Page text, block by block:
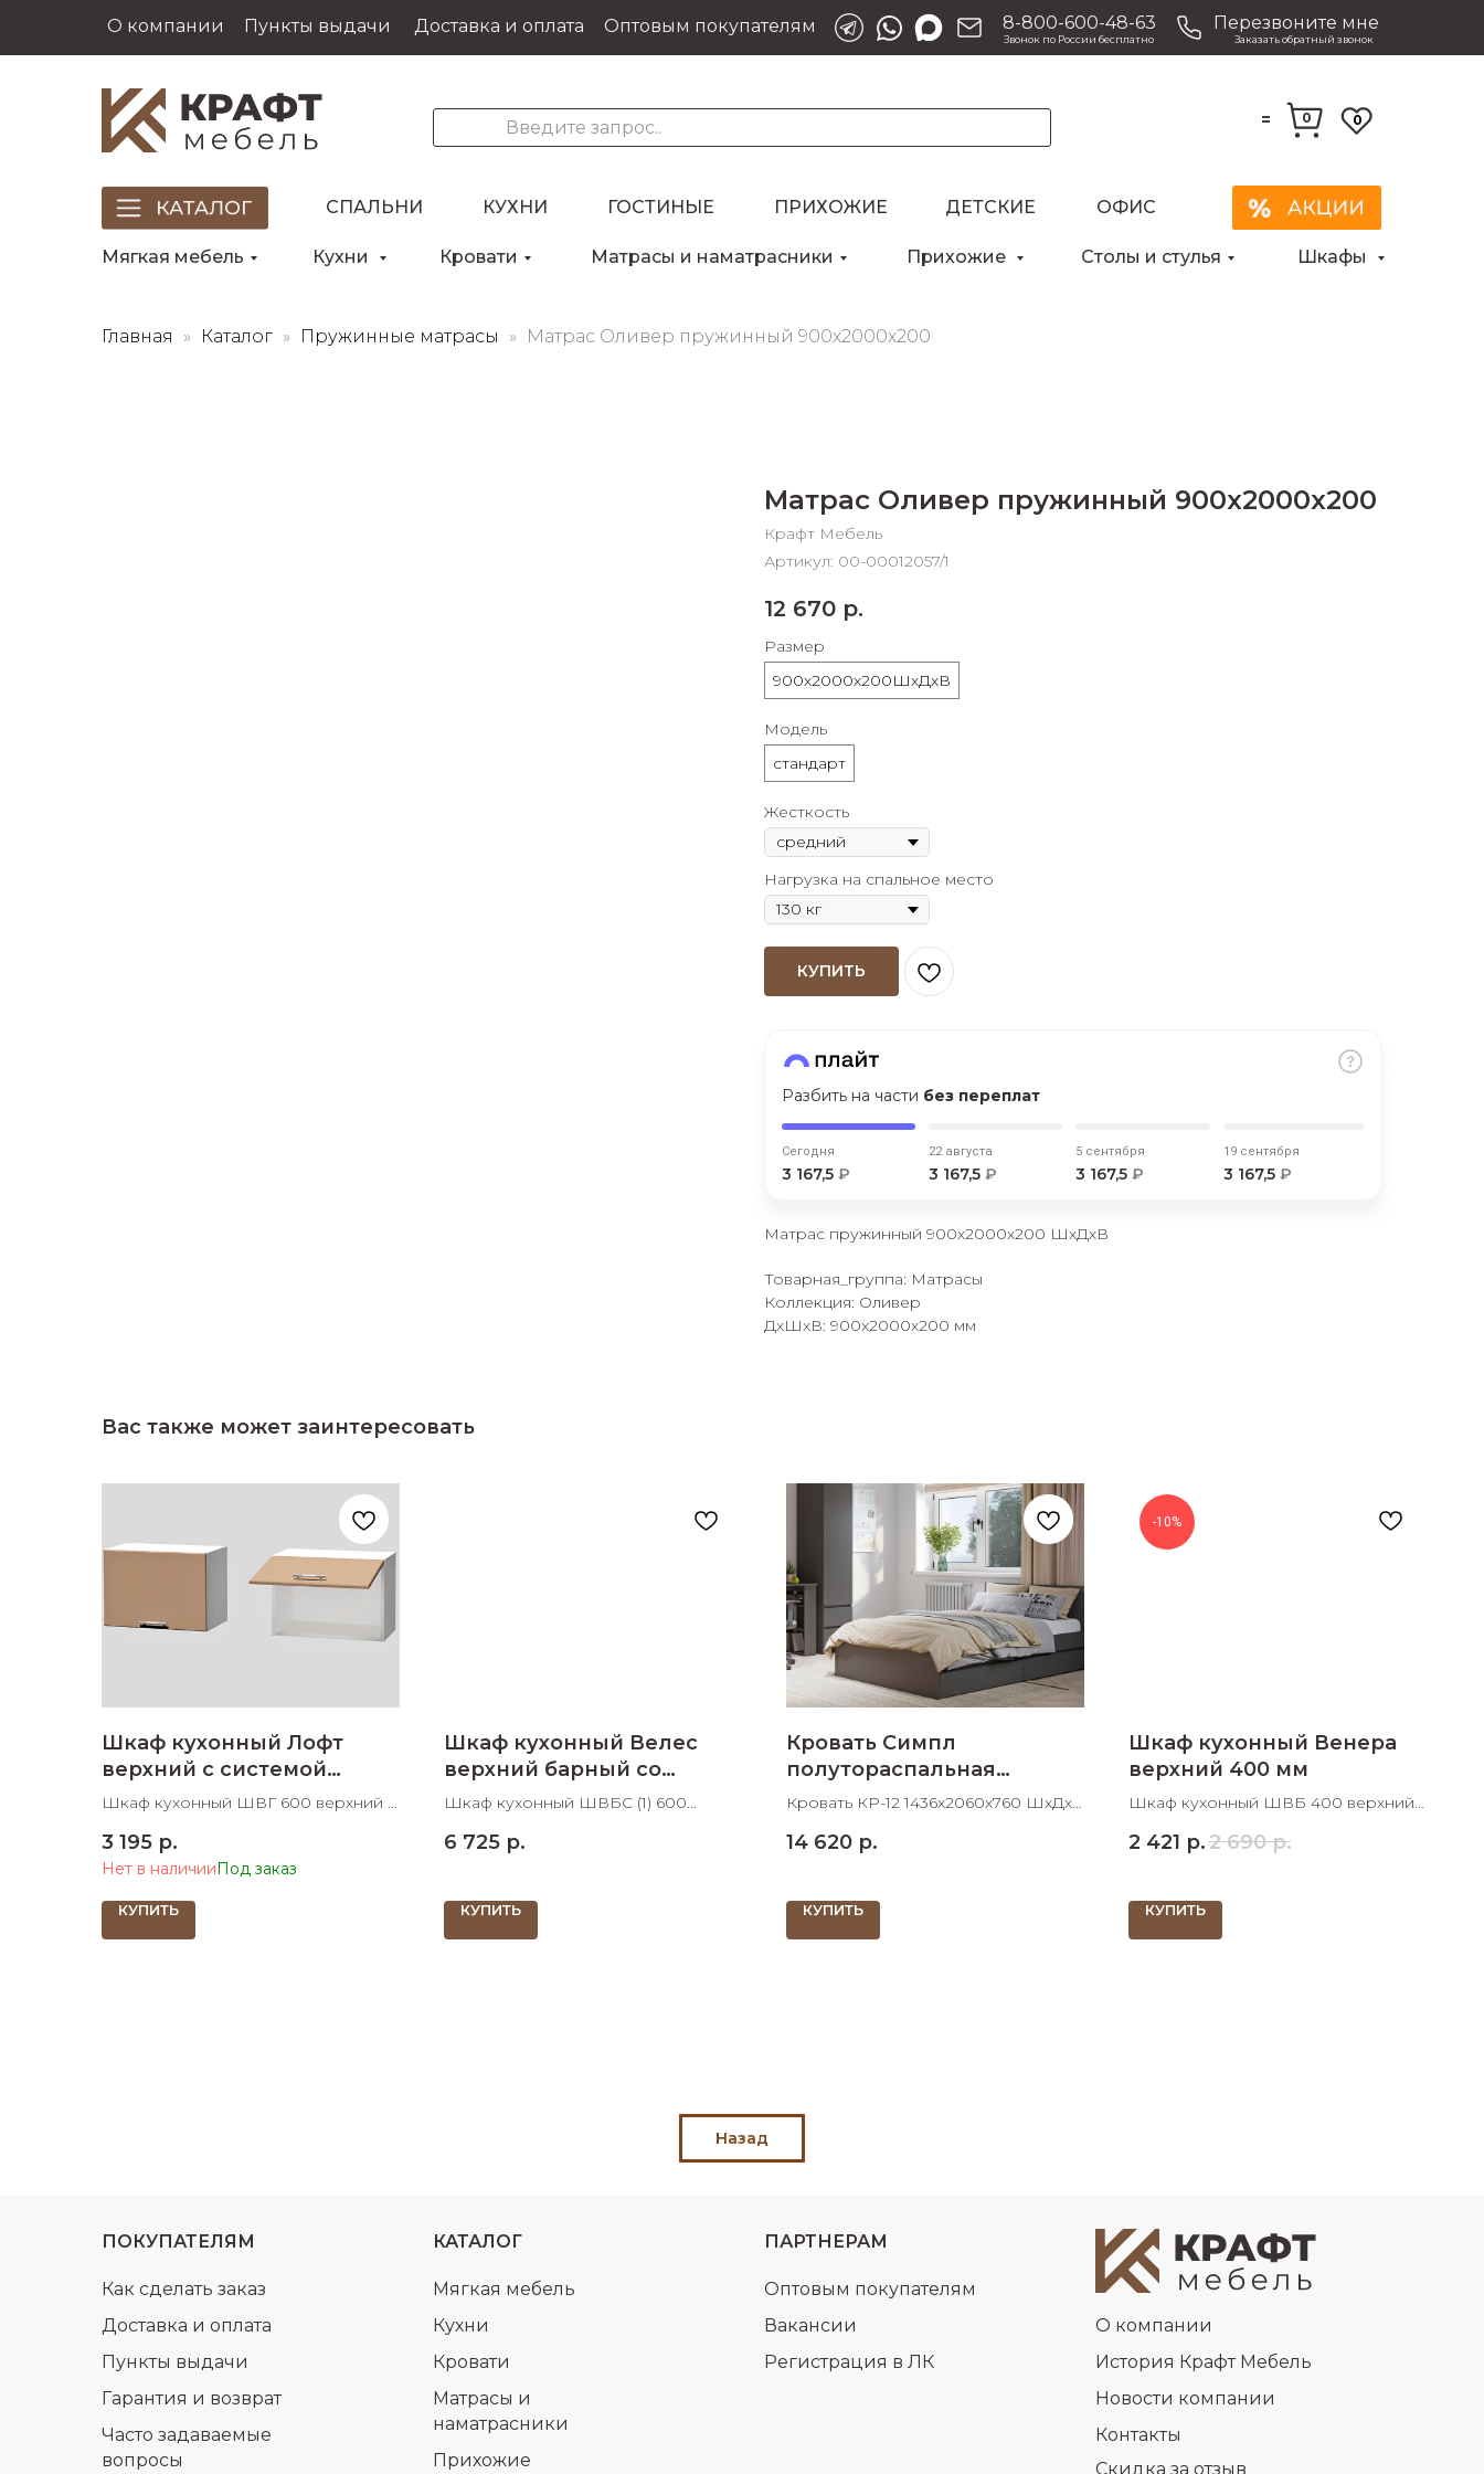
О компании Доставка и оплата Оптовым покупателям
Пункты выдачи 8-800-600-48-63
Звонок по России бесплатно
Перезвоните мне
Заказать обратный звонок
0
= 0
ДЕТСКИЕ
СПАЛЬНИ КУХНИ ГОСТИНЫЕ ПРИХОЖИЕ ОФИС
Кровати
Кухни
Мягкая мебель Прихожие Столы и стулья Шкафы
Матрасы и наматрасники
Главная Каталог Пружинные матрасы Матрас Оливер пружинный 900х2000х200
Матрас Оливер пружинный 900х2000х200
Крафт Мебель
Артикул: 00-00012057/1
12 670 р.
Размер
900х2000х200ШхДхВ
Модель
стандарт
Жесткость
Нагрузка на спальное место
КУПИТЬ
Разбить на части без переплат
Сегодня
3 167,5 ₽
22 августа
3 167,5 ₽
5 сентября
3 167,5 ₽
19 сентября
3 167,5 ₽
в корзину
Оплачивайте сегодня только
% картой любого банка
выбранный способом
об оплате Плайтом
раз в 2
раз в 2 недели
Остались вопросы?
Матрас пружинный 900х2000х200 ШхДхВ
Товарная_группа: Матрасы
Коллекция: Оливер
ДxШxВ: 900x2000x200 мм
Вас также может заинтересовать
Шкаф кухонный Лофт
верхний с системой
газлифт 600 мм
Шкаф кухонный ШВГ 600 верхний с
ШхДхВ
3 195 р.
Нет в наличии
КУПИТЬ
Шкаф кухонный Велес
верхний барный со
стеклом 600 мм
Шкаф кухонный ШВБС (1) 600
600х300х705 ШхДхВ
6 725 р.
КУПИТЬ
Кровать Симпл
полутораспальная
1436х2060х760
Кровать КР-12 1436х2060х760 ШхДхВ
14 620 р.
КУПИТЬ
-10%
Шкаф кухонный Венера
верхний 400 мм
Шкаф кухонный ШВБ 400 верхний
2 421 р.2 690 р.
КУПИТЬ
Назад
ПАРТНЕРАМ
Регистрация в ЛК
Оптовым покупателям
Вакансии
КАТАЛОГ
Кухни
Мягкая мебель
Кровати
Матрасы и
наматрасники
Прихожие
ПОКУПАТЕЛЯМ
Доставка и оплата
Часто задаваемые
вопросы
Гарантия и возврат
Пункты выдачи
Как сделать заказ
О компании
История Крафт Мебель
Новости компании
Контакты
Скидка за отзыв